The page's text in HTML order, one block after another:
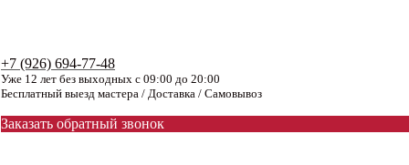
+7 (926) 694-77-48
Уже 12 лет без выходных с 09:00 до 20:00
Бесплатный выезд мастера / Доставка / Самовывоз
Заказать обратный звонок